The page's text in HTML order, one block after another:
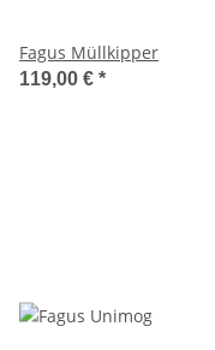
Fagus Müllkipper
119,00 € *